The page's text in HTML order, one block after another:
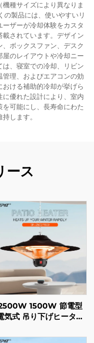
種サイズにより異なりま
製品には、使いやすいリ
ザーが冷却体験をカスタ
されています。デザイン
ボックスファン、デスク
のレイアウトや冷却ニー
、寝室での冷却、リビン
理、およびエアコンの効
ける補助的冷却が挙げら
優れた設計により、室内
可能にし、長寿命にわた
します。
ース
1500W 節電型
気式 吊り下げヒーター
ー加熱 インテリジェン